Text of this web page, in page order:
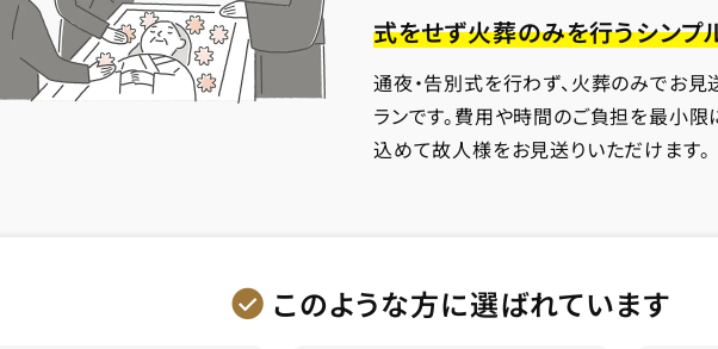
式をせず火葬のみを行うシンプ
通夜・告別式を行わず、火葬のみでお
ランです。費用や時間のご負担を最小限
込めて故人様をお見送りいただけます。
このような方に選ばれています